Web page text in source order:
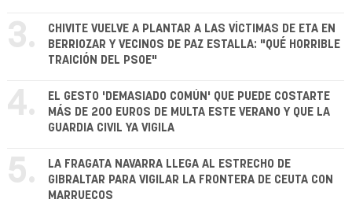
3.
CHIVITE VUELVE A PLANTAR A LAS VÍCTIMAS DE ETA EN
BERRIOZAR Y VECINOS DE PAZ ESTALLA: "QUÉ HORRIBLE
TRAICIÓN DEL PSOE"
4.
EL GESTO 'DEMASIADO COMÚN' QUE PUEDE COSTARTE
MÁS DE 200 EUROS DE MULTA ESTE VERANO Y QUE LA
GUARDIA CIVIL YA VIGILA
5.
LA FRAGATA NAVARRA LLEGA AL ESTRECHO DE
GIBRALTAR PARA VIGILAR LA FRONTERA DE CEUTA CON
MARRUECOS